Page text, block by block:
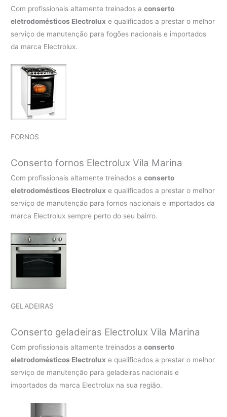
Com profissionais altamente treinados aconserto
eletrodomésticos Electrolux e qualificados a prestar o melhor
serviço de manutenção para fogões nacionais e importados
da marca Electrolux.
FORNOS
Conserto fornos Electrolux Vila Marina
Com profissionais altamente treinados aconserto
eletrodomésticos Electrolux e qualificados a prestar o melhor
serviço de manutenção para fornos nacionais e importados da
marca Electrolux sempre perto do seu bairro.
GELADEIRAS
Conserto geladeiras Electrolux Vila Marina
Com profissionais altamente treinados aconserto
eletrodomésticos Electrolux e qualificados a prestar o melhor
serviço de manutenção para geladeiras nacionais e
importados da marca Electrolux na sua região.